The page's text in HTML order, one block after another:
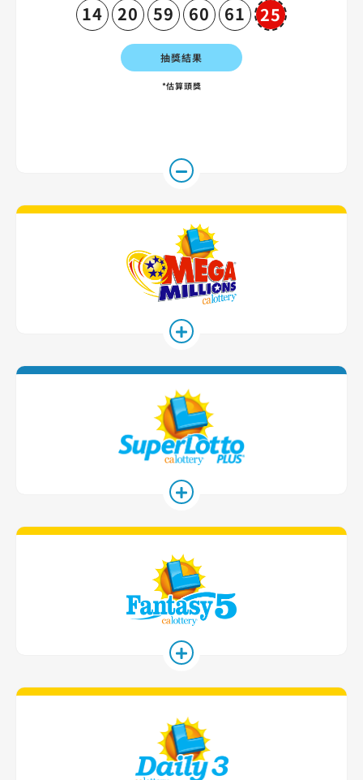
14 20 59 60 61 25Powerball
抽獎結果
*估算頭獎
Mega Millions
SuperLotto
Fantasy 5 遊
Daily 3 遊戲卡